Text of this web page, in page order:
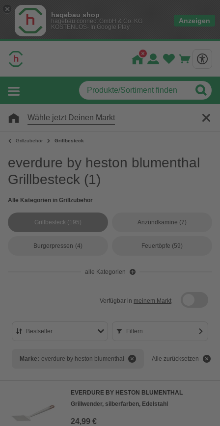
hagebau shop
hagebau connect GmbH & Co. KG
KOSTENLOS- In Google Play
Anzeigen
Wähle jetzt Deinen Markt
Grillzubehör Grillbesteck
everdure by heston blumenthal
Grillbesteck (1)
Alle Kategorien in Grillzubehör
Grillbesteck (195) Anzündkamine (7)
Burgerpressen (4) Feuertöpfe (59)
alle Kategorien
Verfügbar in meinem Markt
Bestseller Filtern
Marke: everdure by heston blumenthal Alle zurücksetzen
EVERDURE BY HESTON BLUMENTHAL
Grillwender, silberfarben, Edelstahl
24,99 €